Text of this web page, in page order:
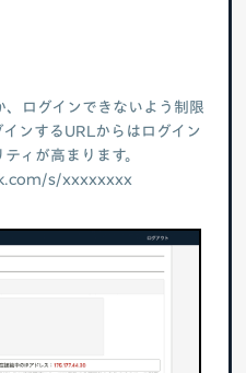
ログインできないよう制限
ンするURLからはログイン
ィが高まります。
s/xxxxxxxx